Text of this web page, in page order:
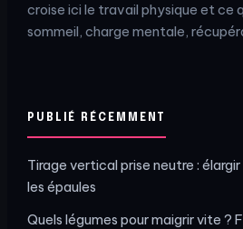
croise ici le travail physique et ce
sommeil, charge mentale,
PUBLIÉ RÉCEMMENT
Tirage vertical prise neutre :
les épaules
Quels légumes pour maigrir vite ?